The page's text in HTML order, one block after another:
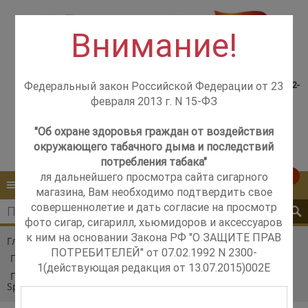
Контакты Обратный звонок
Розничный магазин
м. Добрынинская,
+7 (499) 237-12-56
самовывоз со склада +7(925)502-
КАТАЛОГ МЕНЮ
Главная Каталог
Сигары в подарок
Подарочные наборы сигар
Подарочный набор сигар God of Fire KKP Never Back Down
Special Reserve Set Macassar Ebony 10 Cigars
Внимание!
Федеральный закон Российской Федерации от 23
февраля 2013 г. N 15-ФЗ
"Об охране здоровья граждан от воздействия
окружающего табачного дыма и последствий
потребления табака"
ля дальнейшего просмотра сайта сигарного
магазина, Вам необходимо подтвердить свое
совершеннолетие и дать согласие на просмотр
фото сигар, сигарилл, хьюмидоров и аксессуаров
к ним на основании Закона РФ "О ЗАЩИТЕ ПРАВ
ПОТРЕБИТЕЛЕЙ" от 07.02.1992 N 2300-
1(действующая редакция от 13.07.2015)002E